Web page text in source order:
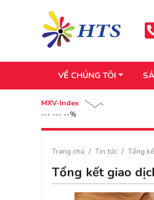
VỀ CHÚNG TÔI
MXV-Index
--- --- --%
Trang chủ Tin tức Tổng
Tổng kết giao